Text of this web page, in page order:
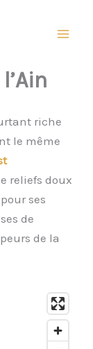
riche
le même
reliefs doux
ses
de
de la